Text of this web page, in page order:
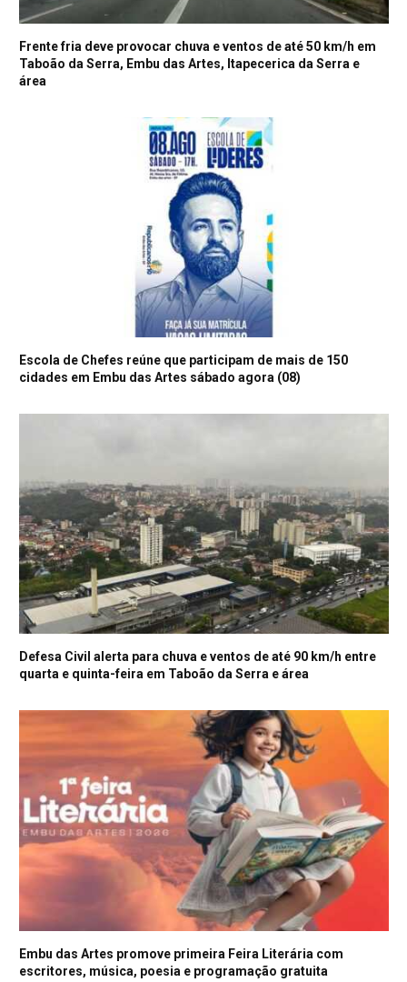
Frente fria deve provocar chuva e ventos de até 50 km/h em
Taboão da Serra, Embu das Artes, Itapecerica da Serra e
área
Escola de Chefes reúne que participam de mais de 150
cidades em Embu das Artes sábado agora (08)
Defesa Civil alerta para chuva e ventos de até 90 km/h entre
quarta e quinta-feira em Taboão da Serra e área
Embu das Artes promove primeira Feira Literária com
escritores, música, poesia e programação gratuita